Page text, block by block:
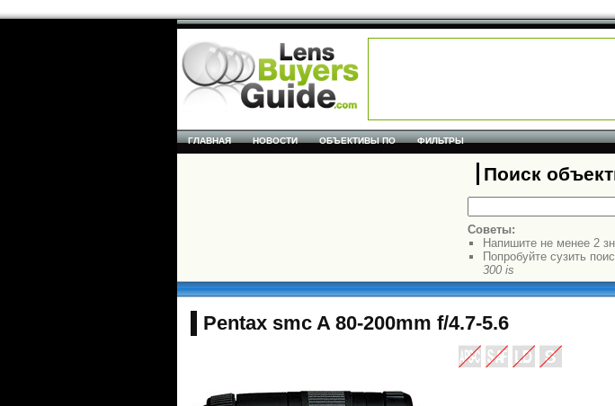
ГЛАВНАЯ НОВОСТИ ОБЪЕКТИВЫ ПО ФИЛЬТРЫ
Поиск
Советы:
Напишите не менее 2
Попробуйте сузить
300 is
Pentax smc A 80-200mm f/4.7-5.6